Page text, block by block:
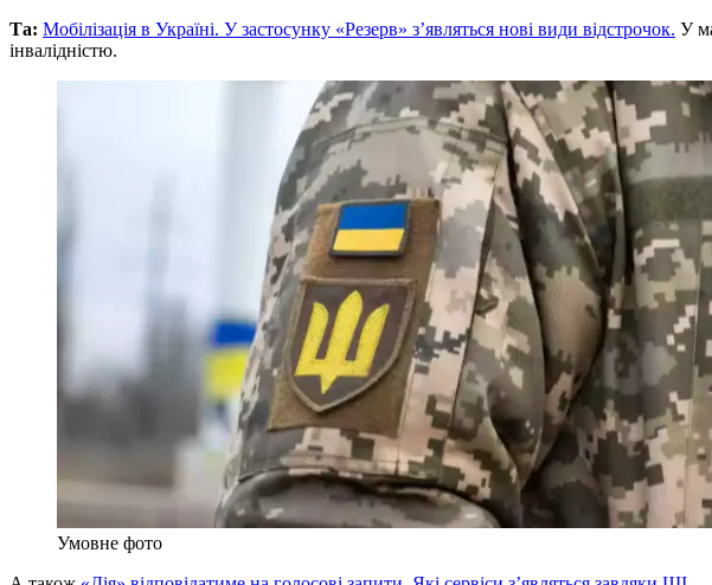
Та: Мобілізація в Україні. У застосунку «Резерв» з’являться нові види відстрочок. У
інвалідністю.
Умовне фото